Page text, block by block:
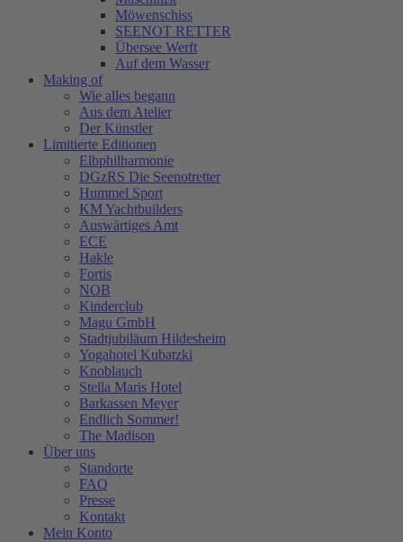
Möwenschiss
SEENOT RETTER
Übersee Werft
Auf dem Wasser
Making of
Wie alles begann
Aus dem Atelier
Der Künstler
Limitierte Editionen
Elbphilharmonie
DGzRS Die Seenotretter
Hummel Sport
KM Yachtbuilders
Auswärtiges Amt
ECE
Hakle
Fortis
NOB
Kinderclub
Magu GmbH
Stadtjubiläum Hildesheim
Yogahotel Kubatzki
Knoblauch
Stella Maris Hotel
Barkassen Meyer
Endlich Sommer!
The Madison
Über uns
Standorte
FAQ
Presse
Kontakt
Mein Konto